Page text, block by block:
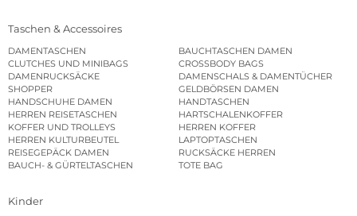
Taschen & Accessoires
DAMENTASCHEN
BAUCHTASCHEN DAMEN
CLUTCHES UND MINIBAGS
CROSSBODY BAGS
DAMENRUCKSÄCKE
DAMENSCHALS & DAMENTÜCHER
SHOPPER
GELDBÖRSEN DAMEN
HANDSCHUHE DAMEN
HANDTASCHEN
HERREN REISETASCHEN
HARTSCHALENKOFFER
KOFFER UND TROLLEYS
HERREN KOFFER
HERREN KULTURBEUTEL
LAPTOPTASCHEN
REISEGEPÄCK DAMEN
RUCKSÄCKE HERREN
BAUCH- & GÜRTELTASCHEN
TOTE BAG
Kinder